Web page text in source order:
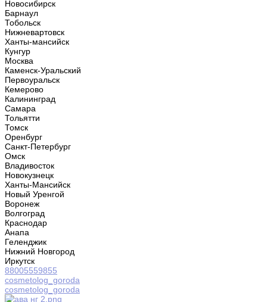
Новосибирск
Барнаул
Тобольск
Нижневартовск
Ханты-мансийск
Кунгур
Москва
Каменск-Уральский
Первоуральск
Кемерово
Калининград
Самара
Тольятти
Томск
Оренбург
Санкт-Петербург
Омск
Владивосток
Новокузнецк
Ханты-Мансийск
Новый Уренгой
Воронеж
Волгоград
Краснодар
Анапа
Геленджик
Нижний Новгород
Иркутск
88005559855
cosmetolog_goroda
cosmetolog_goroda